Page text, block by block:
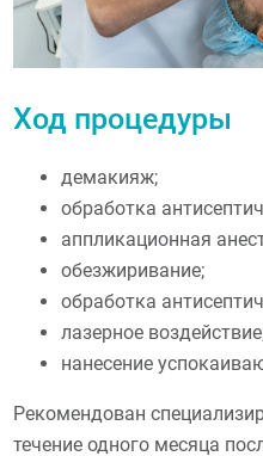
Ход процедуры
демакияж;
обработка
аппликационная
обезжиривание;
обработка
лазерное
нанесение
Рекомендован
течение одного месяца